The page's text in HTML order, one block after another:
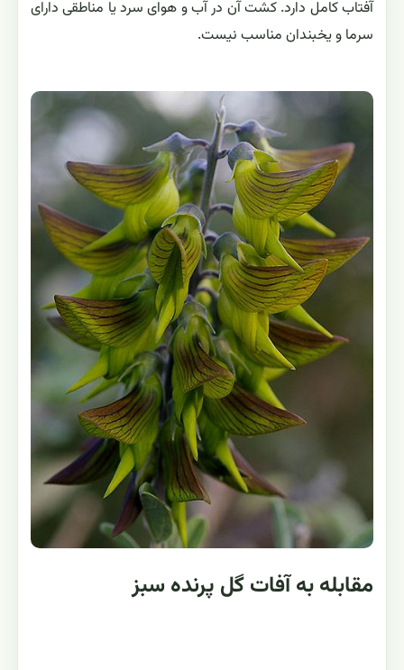
آفتاب کامل دارد. کشت آن در آب و هوای سرد یا مناطقی دارای
سرما و یخبندان مناسب نیست.
مقابله به آفات گل پرنده سبز